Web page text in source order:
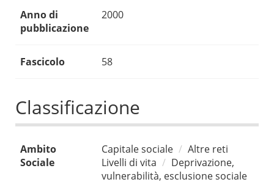
Anno di
pubblicazione
2000
Fascicolo 58
Classificazione
Ambito
Sociale
Capitale sociale
Altre reti
Livelli di vita
Deprivazione,
vulnerabilità, esclusione sociale